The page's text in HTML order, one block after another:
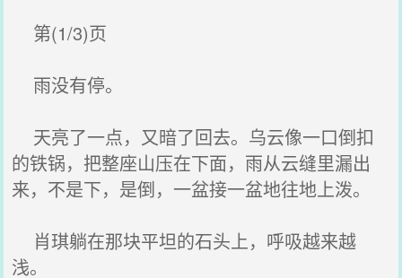
第(1/3)页
雨没有停。
天亮了一点，又暗了回去。乌云像一口倒扣
的铁锅，把整座山压在下面，雨从云缝里漏出
来，不是下，是倒，一盆接一盆地往地上泼。
肖琪躺在那块平坦的石头上，呼吸越来越
浅。